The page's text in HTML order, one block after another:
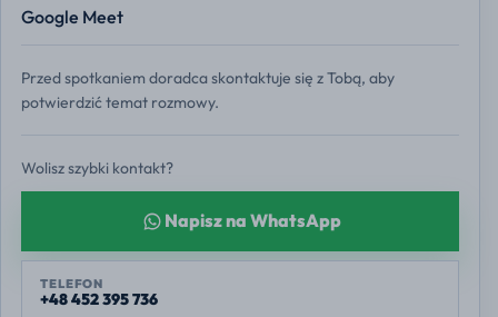
Google Meet
Przed spotkaniem doradca skontaktuje się z Tobą, aby
potwierdzić temat rozmowy.
Wolisz szybki kontakt?
Napisz na WhatsApp
TELEFON
+48 452 395 736